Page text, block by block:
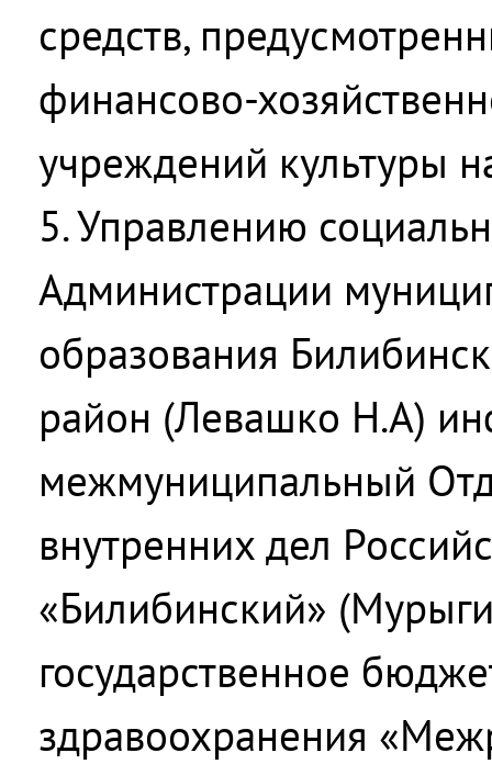
средств,
финансово-
учреждений культуры
5. Управлению
Администрации
образования
район (Левашко Н.А)
межмуниципальный
внутренних дел
«Билибинский»
государственное
здравоохранения